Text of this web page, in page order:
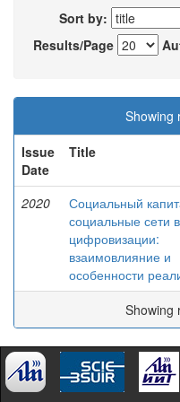
Sort by:
Results/Page
Showing
Issue
Date
Title
2020
Социальный
социальные сети
цифровизации:
взаимовлияние и
особенности
Showing